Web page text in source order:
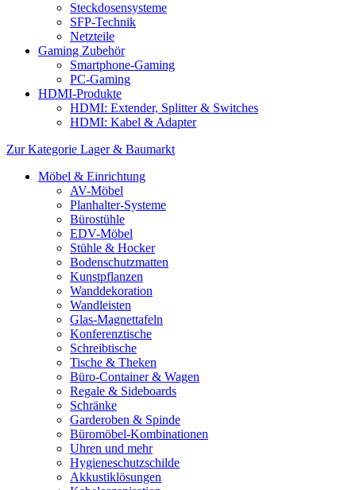
Steckdosensysteme
SFP-Technik
Netzteile
Gaming Zubehör
Smartphone-Gaming
PC-Gaming
HDMI-Produkte
HDMI: Extender, Splitter & Switches
HDMI: Kabel & Adapter
Zur Kategorie Lager & Baumarkt
Möbel & Einrichtung
AV-Möbel
Planhalter-Systeme
Bürostühle
EDV-Möbel
Stühle & Hocker
Bodenschutzmatten
Kunstpflanzen
Wanddekoration
Wandleisten
Glas-Magnettafeln
Konferenztische
Schreibtische
Tische & Theken
Büro-Container & Wagen
Regale & Sideboards
Schränke
Garderoben & Spinde
Büromöbel-Kombinationen
Uhren und mehr
Hygieneschutzschilde
Akkustiklösungen